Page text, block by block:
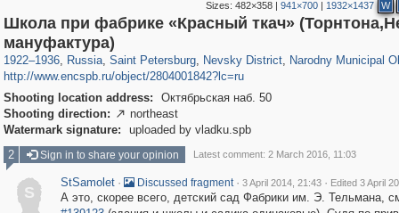
Sizes: 482×358| 941×700| 1932×1437 W
Школа при фабрике «Красный ткач»
мануфактура)
1922–1936, Russia
1,406,837
, Saint Petersburg
197,173
, Nevsky District, Narodny Municipal
http://www.encspb.ru/object/2804001842?lc=ru
Shooting location address:
Октябрьская наб. 50
Shooting direction:  northeast
Watermark signature:
uploaded by vladku.spb
2
Sign in to share your opinion Latest comment: 2 March 2016, 11:03
S
StSamolet · Discussed fragment · 3 April 2014, 21:43 · Edited 3 April
А это, скорее всего, детский сад Фабрики им. Э. Тельмана,